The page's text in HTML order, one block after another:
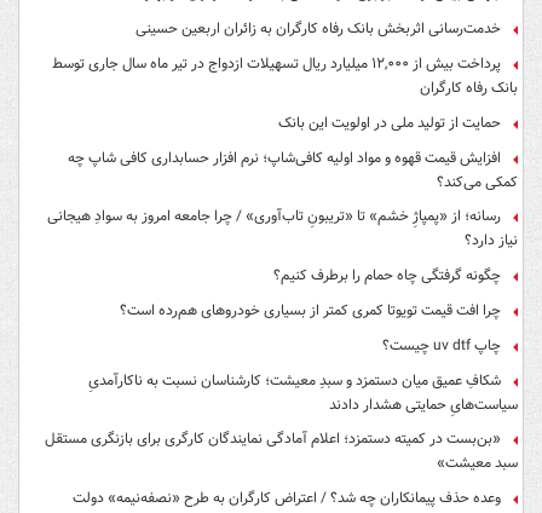
خدمت‌رسانی اثربخش بانک رفاه کارگران به زائران اربعین حسینی
پرداخت بیش از ۱۲,۰۰۰ میلیارد ریال تسهیلات ازدواج در تیر ماه سال جاری توسط
بانک رفاه کارگران
حمایت از تولید ملی در اولویت این بانک
افزایش قیمت قهوه و مواد اولیه کافی‌شاپ؛ نرم افزار حسابداری کافی شاپ چه
کمکی می‌کند؟
رسانه؛ از «پمپاژِ خشم» تا «تریبونِ تاب‌آوری» / چرا جامعه امروز به سوادِ هیجانی
نیاز دارد؟
چگونه گرفتگی چاه حمام را برطرف کنیم؟
چرا افت قیمت تویوتا کمری کمتر از بسیاری خودروهای هم‌رده است؟
چاپ uv dtf چیست؟
شکافِ عمیق میان دستمزد و سبدِ معیشت؛ کارشناسان نسبت به ناکارآمدیِ
سیاست‌هایِ حمایتی هشدار دادند
«بن‌بست در کمیته دستمزد؛ اعلام آمادگی نمایندگان کارگری برای بازنگری مستقل
سبد معیشت»
وعده حذف پیمانکاران چه شد؟ / اعتراض کارگران به طرح «نصفه‌نیمه» دولت